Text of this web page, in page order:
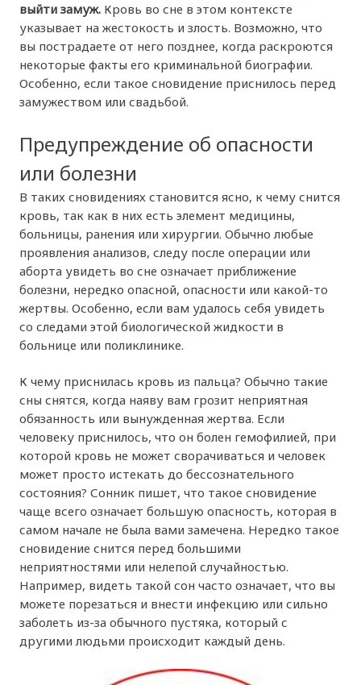
выйти замуж. Кровь во сне в этом контексте
указывает на жестокость и злость. Возможно, что
вы пострадаете от него позднее, когда раскроются
некоторые факты его криминальной биографии.
Особенно, если такое сновидение приснилось перед
замужеством или свадьбой.
Предупреждение об опасности
или болезни
В таких сновидениях становится ясно, к чему снится
кровь, так как в них есть элемент медицины,
больницы, ранения или хирургии. Обычно любые
проявления анализов, следу после операции или
аборта увидеть во сне означает приближение
болезни, нередко опасной, опасности или какой-то
жертвы. Особенно, если вам удалось себя увидеть
со следами этой биологической жидкости в
больнице или поликлинике.
К чему приснилась кровь из пальца? Обычно такие
сны снятся, когда наяву вам грозит неприятная
обязанность или вынужденная жертва. Если
человеку приснилось, что он болен гемофилией, при
которой кровь не может сворачиваться и человек
может просто истекать до бессознательного
состояния? Сонник пишет, что такое сновидение
чаще всего означает большую опасность, которая в
самом начале не была вами замечена. Нередко такое
сновидение снится перед большими
неприятностями или нелепой случайностью.
Например, видеть такой сон часто означает, что вы
можете порезаться и внести инфекцию или сильно
заболеть из-за обычного пустяка, который с
другими людьми происходит каждый день.